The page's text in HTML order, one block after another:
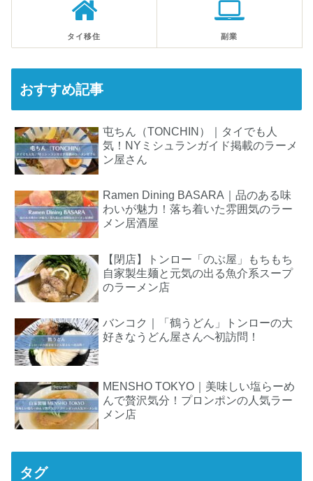
タイ移住 副業
おすすめ記事
屯ちん（TONCHIN）｜タイでも人
気！NYミシュランガイド掲載のラーメ
ン屋さん
Ramen Dining BASARA｜品のある味
わいが魅力！落ち着いた雰囲気のラー
メン居酒屋
【閉店】トンロー「のぶ屋」もちもち
自家製生麺と元気の出る魚介系スープ
のラーメン店
バンコク｜「鶴うどん」トンローの大
好きなうどん屋さんへ初訪問！
MENSHO TOKYO｜美味しい塩らーめ
んで贅沢気分！プロンポンの人気ラー
メン店
タグ